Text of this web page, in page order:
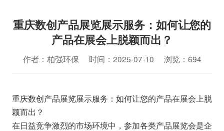
重庆数创产品展览展示服务：如何让您的
产品在展会上脱颖而出？
作者：柏强环保 时间：2025-07-10 浏览：694
重庆数创产品展览展示服务：如何让您的产品在展会上脱
颖而出？
在日益竞争激烈的市场环境中，参加各类产品展览会是企